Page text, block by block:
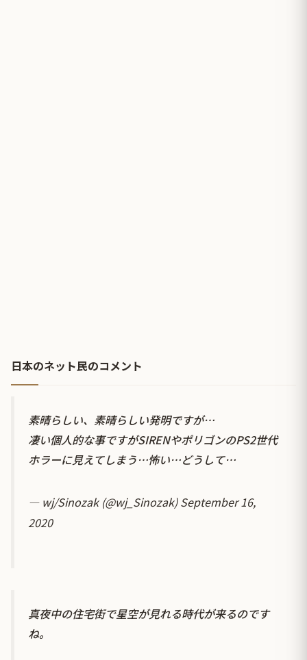
日本のネット民のコメント
素晴らしい、素晴らしい発明ですが…
凄い個人的な事ですがSIRENやポリゴンのPS2世代
ホラーに見えてしまう…怖い…どうして…
— wj/Sinozak (@wj_Sinozak)September 16,
2020
真夜中の住宅街で星空が見れる時代が来るのです
ね。